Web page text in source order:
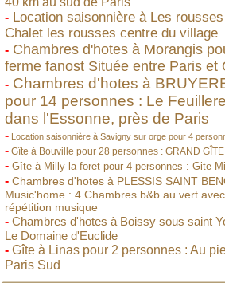
- Location saisonnière à Les
Chalet les rousses centre du village
- Chambres d'hotes à Morangis
ferme fanost Située entre Paris et
- Chambres d'hotes à
pour 14 personnes : Le
dans l'Essonne, près de Paris
- Location saisonnière à Savigny sur orge pour 4
- Gîte à Bouville pour 28 personnes : GRAND
- Gîte à Milly la foret pour 4 personnes : Gite
- Chambres d'hotes à PLESSIS SAINT
Music'home : 4 Chambres b&b au vert
répétition musique
- Chambres d'hotes à Boissy sous saint
Le Domaine d'Euclide
- Gîte à Linas pour 2 personnes : Au
Paris Sud